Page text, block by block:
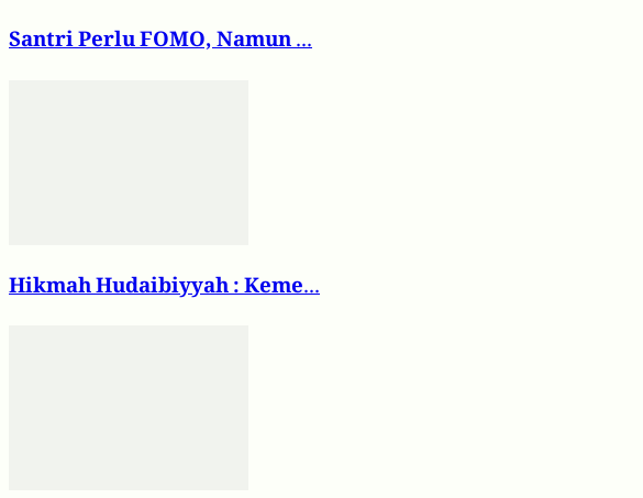
Santri Perlu FOMO, Namun ...
Hikmah Hudaibiyyah : Keme...